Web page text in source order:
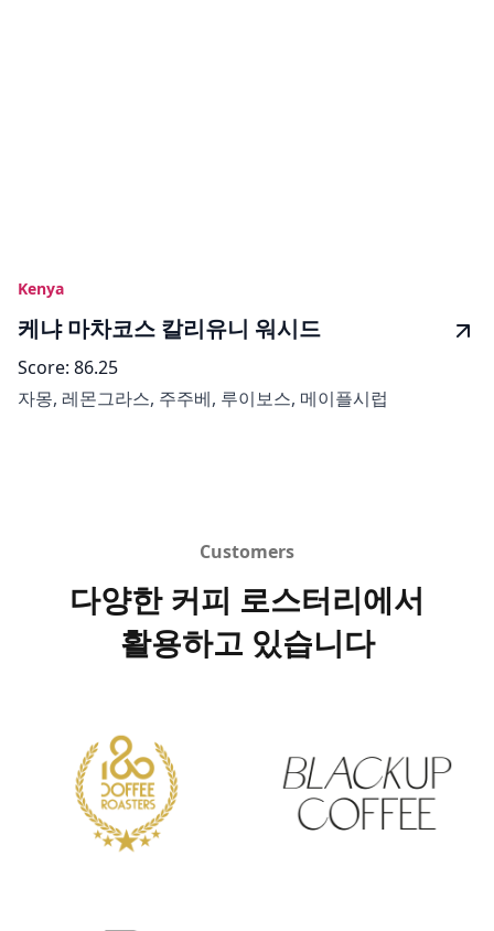
Kenya
케냐 마차코스 칼리유니 워시드
Score: 86.25
자몽, 레몬그라스, 주주베, 루이보스, 메이플시럽
Customers
다양한 커피 로스터리에서
활용하고 있습니다